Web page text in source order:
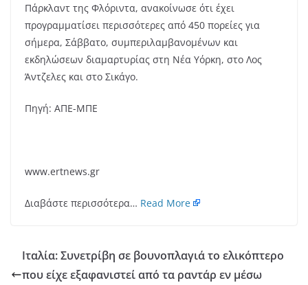
Πάρκλαντ της Φλόριντα, ανακοίνωσε ότι έχει
προγραμματίσει περισσότερες από 450 πορείες για
σήμερα, Σάββατο, συμπεριλαμβανομένων και
εκδηλώσεων διαμαρτυρίας στη Νέα Υόρκη, στο Λος
Άντζελες και στο Σικάγο.
Πηγή: ΑΠΕ-ΜΠΕ
www.ertnews.gr
Διαβάστε περισσότερα… Read More
Ιταλία: Συνετρίβη σε βουνοπλαγιά το ελικόπτερο
που είχε εξαφανιστεί από τα ραντάρ εν μέσω